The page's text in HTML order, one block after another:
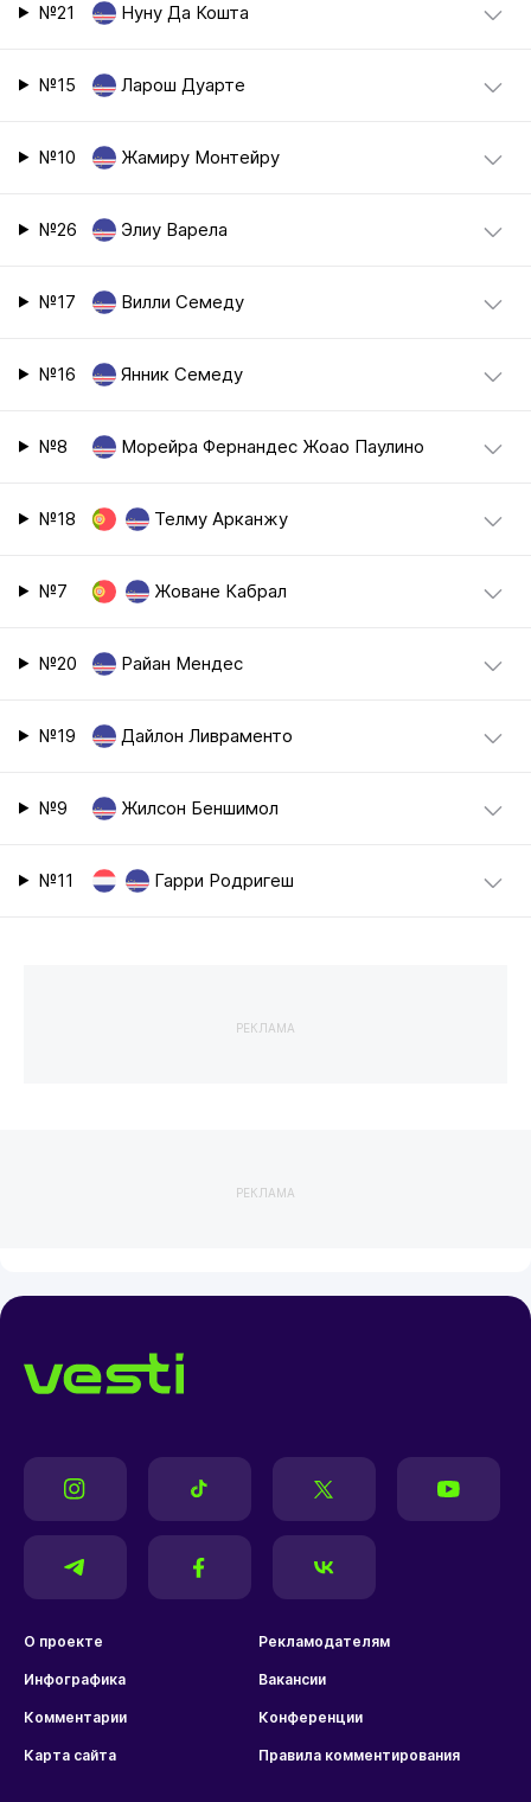
№21 Нуну Да Кошта
№15 Ларош Дуарте
№10 Жамиру Монтейру
№26 Элиу Варела
№17 Вилли Семеду
№16 Янник Семеду
№8 Морейра Фернандес Жоао Паулино
№18 Телму Арканжу
№7 Жоване Кабрал
№20 Райан Мендес
№19 Дайлон Ливраменто
№9 Жилсон Беншимол
№11 Гарри Родригеш
РЕКЛАМА
РЕКЛАМА
О проекте Рекламодателям
Инфографика Вакансии
Комментарии Конференции
Карта сайта Правила комментирования